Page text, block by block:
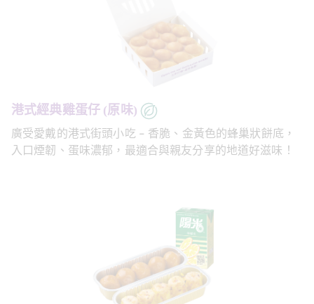
港式經典雞蛋仔 (原味)
廣受愛戴的港式街頭小吃 - 香脆、金黃色的蜂巢狀餅底，
入口煙韌、蛋味濃郁，最適合與親友分享的地道好滋味！